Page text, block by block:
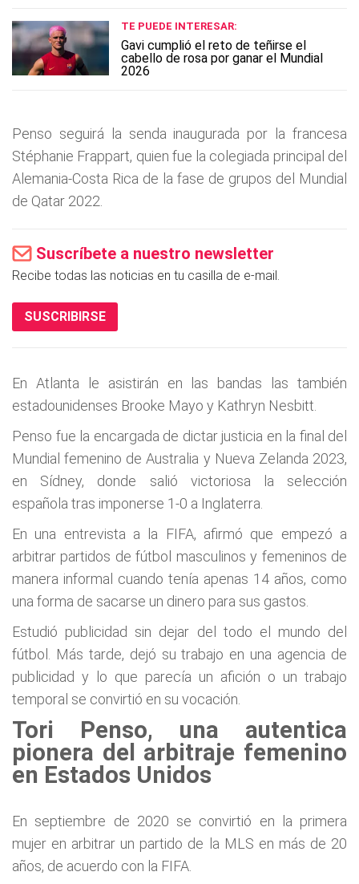
TE PUEDE INTERESAR:
Gavi cumplió el reto de teñirse el
cabello de rosa por ganar el Mundial
2026
Penso seguirá la senda inaugurada por la francesa
Stéphanie Frappart, quien fue la colegiada principal del
Alemania-Costa Rica de la fase de grupos del Mundial
de Qatar 2022.
Suscríbete a nuestro newsletter
Recibe todas las noticias en tu casilla de e-mail.
SUSCRIBIRSE
En Atlanta le asistirán en las bandas las también
estadounidenses Brooke Mayo y Kathryn Nesbitt.
Penso fue la encargada de dictar justicia en la final del
Mundial femenino de Australia y Nueva Zelanda 2023,
en Sídney, donde salió victoriosa la selección
española tras imponerse 1-0 a Inglaterra.
En una entrevista a la FIFA, afirmó que empezó a
arbitrar partidos de fútbol masculinos y femeninos de
manera informal cuando tenía apenas 14 años, como
una forma de sacarse un dinero para sus gastos.
Estudió publicidad sin dejar del todo el mundo del
fútbol. Más tarde, dejó su trabajo en una agencia de
publicidad y lo que parecía un afición o un trabajo
temporal se convirtió en su vocación.
Tori Penso, una autentica
pionera del arbitraje femenino
en Estados Unidos
En septiembre de 2020 se convirtió en la primera
mujer en arbitrar un partido de la MLS en más de 20
años, de acuerdo con la FIFA.